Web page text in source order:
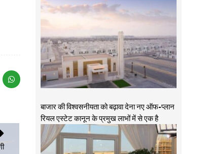
बाजार की विश्वसनीयता को बढ़ावा देना नए ऑफ-प्लान
रियल एस्टेट कानून के प्रमुख लाभों में से एक है